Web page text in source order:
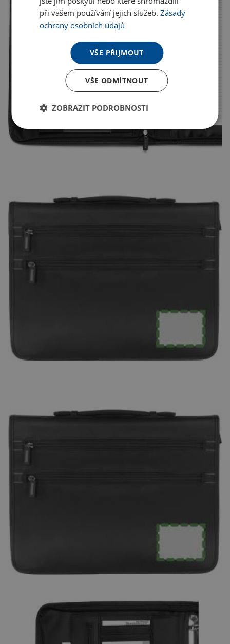
při vašem používání jejich služeb.Zásady
ochrany osobních údajů
VŠE PŘIJMOUT
VŠE ODMÍTNOUT
ZOBRAZIT PODROBNOSTI